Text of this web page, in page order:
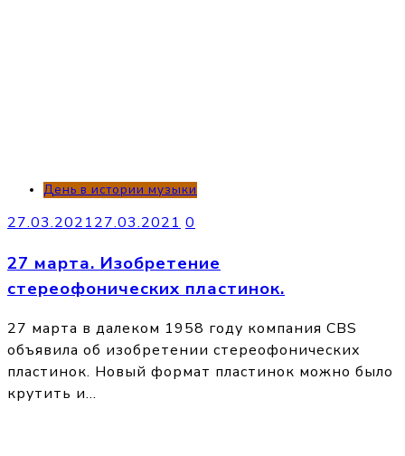
День в истории музыки
27.03.202127.03.2021 0
27 марта. Изобретение
стереофонических пластинок.
27 марта в далеком 1958 году компания CBS
объявила об изобретении стереофонических
пластинок. Новый формат пластинок можно было
крутить и…